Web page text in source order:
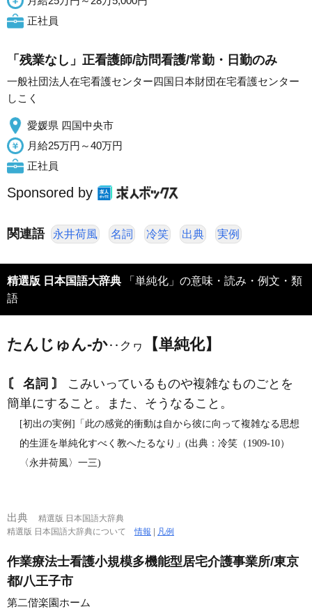
正社員
「残業なし」正看護師/訪問看護/常勤・日勤のみ
一般社団法人在宅看護センター四国日本財団在宅看護センター
しこく
愛媛県 四国中央市
月給25万円～40万円
正社員
Sponsored by
関連語 永井荷風 名詞 冷笑 出典 実例
精選版 日本国語大辞典 「単純化」の意味・読み・例文・類
語
たんじゅん‐か‥クヮ 【単純化】
〘 名詞 〙
こみいっているものや複雑なものごとを
簡単にすること。また、そうなること。
[初出の実例]「此の感覚的衝動は自から彼に向って複雑なる思想
的生涯を単純化すべく教へたるなり」(出典：冷笑（1909‐10）
〈永井荷風〉一三)
出典
精選版 日本国語大辞典
精選版 日本国語大辞典について情報 | 凡例
作業療法士看護小規模多機能型居宅介護事業所/東京
都/八王子市
第二偕楽園ホーム